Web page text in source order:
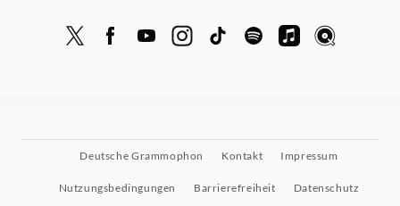
Deutsche Grammophon Kontakt Impressum
Nutzungsbedingungen Barrierefreiheit Datenschutz